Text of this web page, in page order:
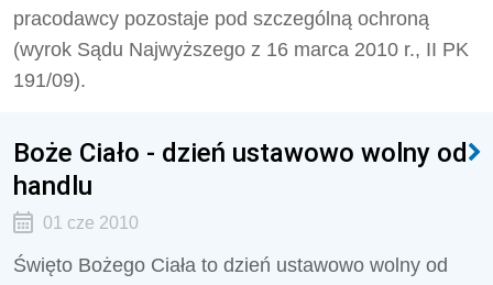
pracodawcy pozostaje pod szczególną ochroną
(wyrok Sądu Najwyższego z 16 marca 2010 r., II PK
191/09).
Boże Ciało - dzień ustawowo wolny od
handlu
01 cze 2010
Święto Bożego Ciała to dzień ustawowo wolny od